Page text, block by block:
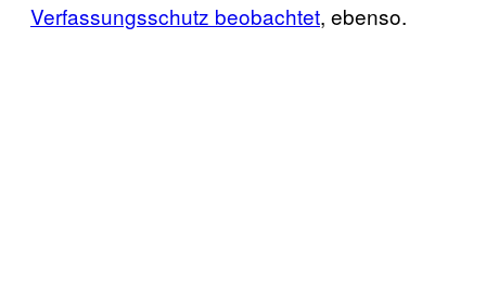
Verfassungsschutz beobachtet, ebenso.